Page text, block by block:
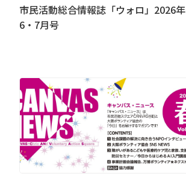
市民活動総合情報誌「ウォロ」2026年
6・7月号